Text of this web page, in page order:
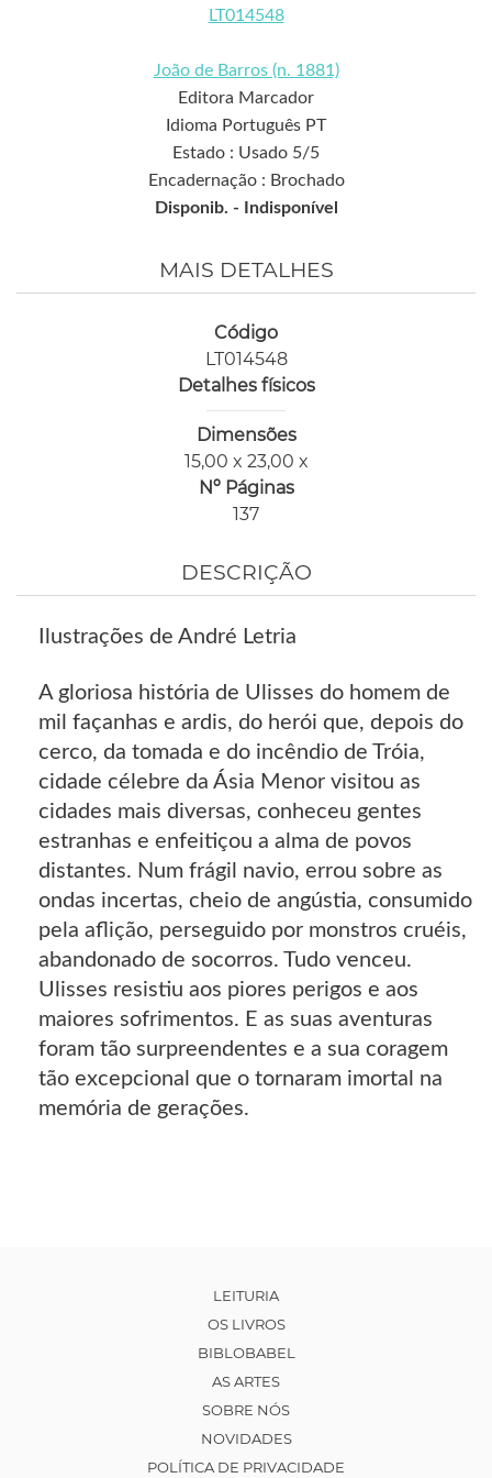
LT014548
João de Barros (n. 1881)
Editora Marcador
Idioma Português PT
Estado : Usado 5/5
Encadernação : Brochado
Disponib. -
Indisponível
MAIS DETALHES
Código
LT014548
Detalhes físicos
Dimensões
15,00 x 23,00 x
Nº Páginas
137
DESCRIÇÃO
Ilustrações de André Letria
A gloriosa história de Ulisses do homem de
mil façanhas e ardis, do herói que, depois do
cerco, da tomada e do incêndio de Tróia,
cidade célebre da Ásia Menor visitou as
cidades mais diversas, conheceu gentes
estranhas e enfeitiçou a alma de povos
distantes. Num frágil navio, errou sobre as
ondas incertas, cheio de angústia, consumido
pela aflição, perseguido por monstros cruéis,
abandonado de socorros. Tudo venceu.
Ulisses resistiu aos piores perigos e aos
maiores sofrimentos. E as suas aventuras
foram tão surpreendentes e a sua coragem
tão excepcional que o tornaram imortal na
memória de gerações.
LEITURIA
OS LIVROS
BIBLOBABEL
AS ARTES
SOBRE NÓS
NOVIDADES
POLÍTICA DE PRIVACIDADE